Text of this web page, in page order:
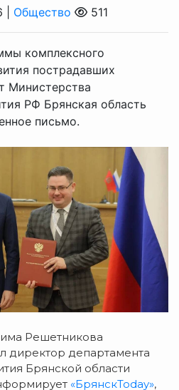
| Общество 511
комплексного
пострадавших
Министерства
РФ Брянская область
письмо.
Решетникова
директор департамента
Брянской области
«БрянскToday»,